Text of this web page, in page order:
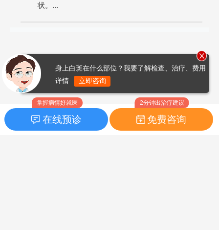
状。...
掌握病情好就医
在线预诊
2分钟出治疗建议
免费咨询
身上白斑在什么部位？我要了解检查、治疗、费用
详情
立即咨询